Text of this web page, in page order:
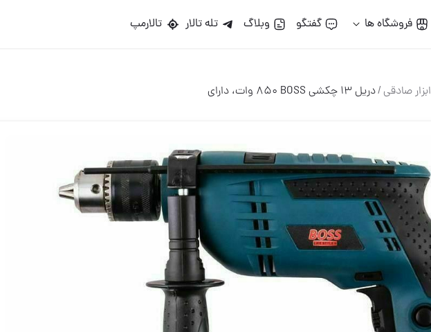
فروشگاه ها گفتگو وبلاگ تله تالار تالارمپ
ابزار صادقی/دریل ١٣ چکشی BOSS ٨۵٠ وات، دارای